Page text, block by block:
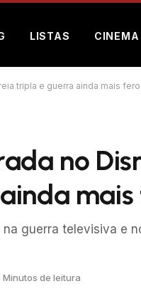
LISTAS CINEMA
tripla e guerra ainda mais
no
mais
guerra televisiva e
Minutos de leitura